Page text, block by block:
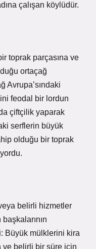
çalışan köylüdür.
toprak parçasına ve
ortaçağ
Avrupa’sındaki
feodal bir lordun
çiftçilik yaparak
serflerin büyük
olduğu bir toprak
belirli hizmetler
Büyük mülklerini kira
ve belirli bir süre için